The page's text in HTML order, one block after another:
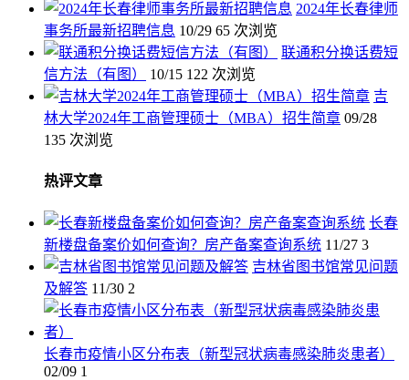
2024年长春律师
事务所最新招聘信息 10/29 65 次浏览
联通积分换话费短
信方法（有图）
10/15 122 次浏览
吉
林大学2024年工商管理硕士（MBA）招生简章 09/28
135 次浏览
热评文章
长春
新楼盘备案价如何查询？房产备案查询系统 11/27 3
吉林省图书馆常见问题
及解答 11/30 2
长春市疫情小区分布表（新型冠状病毒感染肺炎患者）
02/09 1